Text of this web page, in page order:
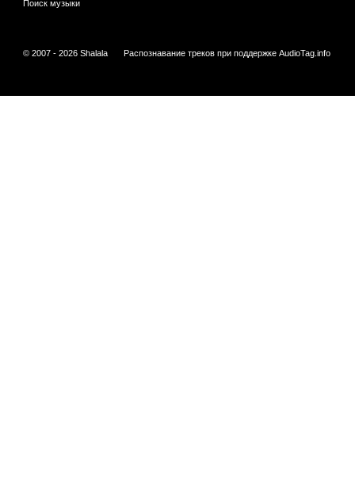
Поиск музыки
© 2007 - 2026 Shalala Распознавание треков при поддержке AudioTag.info